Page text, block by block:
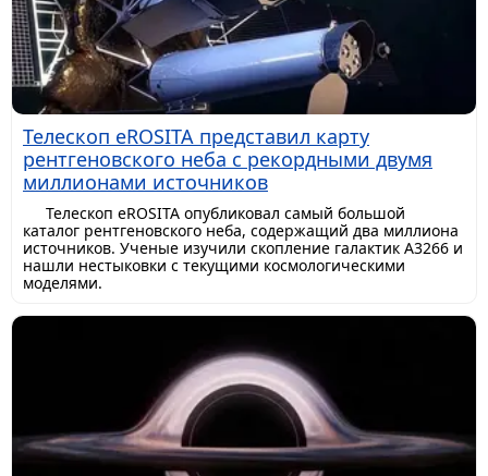
Телескоп eROSITA представил карту
рентгеновского неба с рекордными двумя
миллионами источников
Телескоп eROSITA опубликовал самый большой
каталог рентгеновского неба, содержащий два миллиона
источников. Ученые изучили скопление галактик A3266 и
нашли нестыковки с текущими космологическими
моделями.